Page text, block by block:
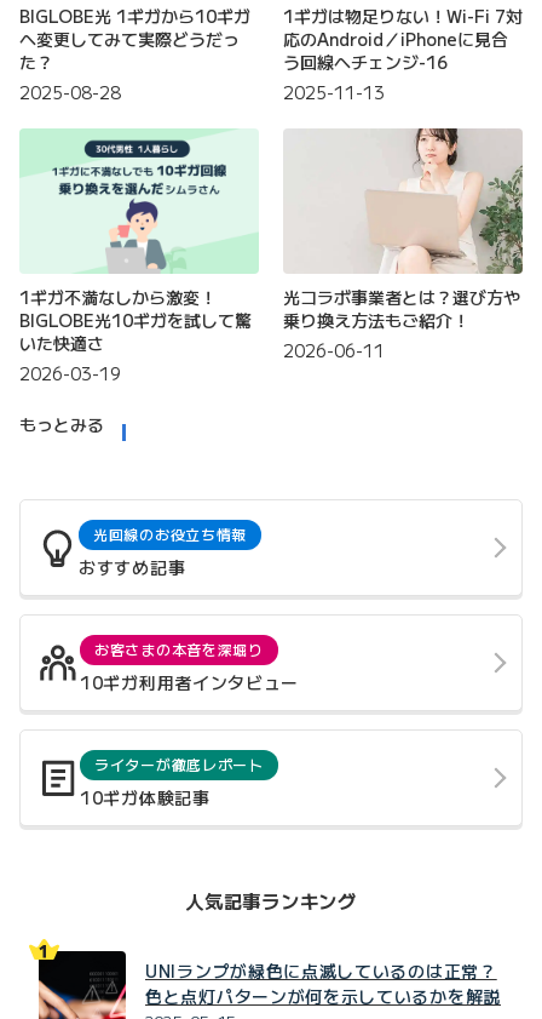
BIGLOBE光 1ギガから10ギガ
へ変更してみて実際どうだっ
た？
2025-08-28
1ギガは物足りない！Wi-Fi 7対
応のAndroid／iPhoneに見合
う回線へチェンジ-16
2025-11-13
1ギガ不満なしから激変！
BIGLOBE光10ギガを試して驚
いた快適さ
2026-03-19
光コラボ事業者とは？選び方や
乗り換え方法もご紹介！
2026-06-11
もっとみる
光回線のお役立ち情報
おすすめ記事
お客さまの本音を深堀り
10ギガ利用者インタビュー
ライターが徹底レポート
10ギガ体験記事
人気記事ランキング
UNIランプが緑色に点滅しているのは正常？
色と点灯パターンが何を示しているかを解説